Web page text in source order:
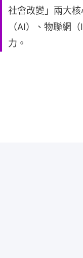
社會改變」兩大
（AI）、物聯網
力。